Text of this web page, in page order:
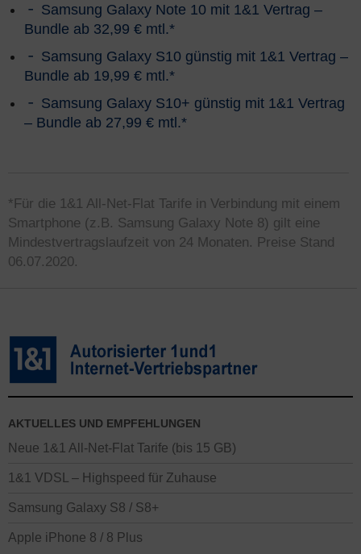
Samsung Galaxy Note 10 mit 1&1 Vertrag –
Bundle ab 32,99 € mtl.*
Samsung Galaxy S10 günstig mit 1&1 Vertrag –
Bundle ab 19,99 € mtl.*
Samsung Galaxy S10+ günstig mit 1&1 Vertrag
– Bundle ab 27,99 € mtl.*
*Für die 1&1 All-Net-Flat Tarife in Verbindung mit einem
Smartphone (z.B. Samsung Galaxy Note 8) gilt eine
Mindestvertragslaufzeit von 24 Monaten. Preise Stand
06.07.2020.
AKTUELLES UND EMPFEHLUNGEN
Neue 1&1 All-Net-Flat Tarife (bis 15 GB)
1&1 VDSL – Highspeed für Zuhause
Samsung Galaxy S8 / S8+
Apple iPhone 8 / 8 Plus